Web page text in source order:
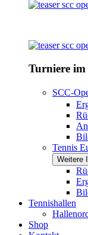
Turniere im
SCC-
Tennis
Weitere
Tennishallen
Shop